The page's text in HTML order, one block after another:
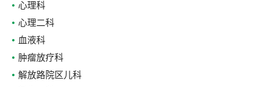
心理科
心理二科
血液科
肿瘤放疗科
解放路院区儿科